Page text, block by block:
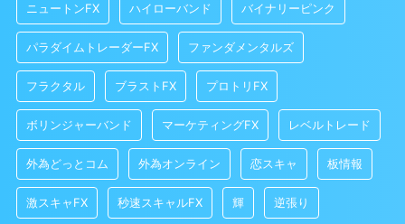
ニュートンFX ハイローバンド バイナリーピンク
パラダイムトレーダーFX ファンダメンタルズ
フラクタル ブラストFX プロトリFX
ボリンジャーバンド マーケティングFX レベルトレード
外為どっとコム 外為オンライン 恋スキャ 板情報
激スキャFX 秒速スキャルFX 輝 逆張り